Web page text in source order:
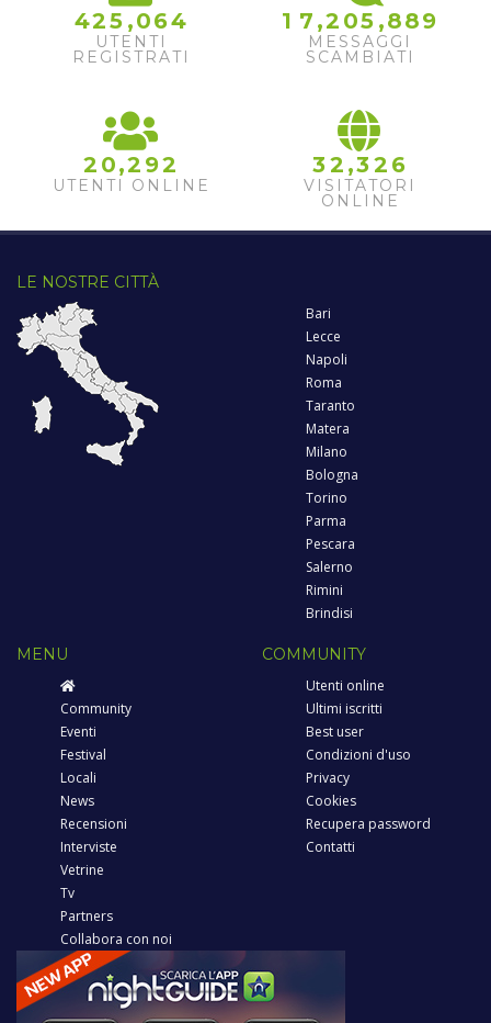
425 ,064
UTENTI
REGISTRATI
1 7 ,2 05 ,88
9
9
MESSAGGI
SCAMBIATI
2 0,2 92
UTENTI ONLINE
32 ,32 6
VISITATORI
ONLINE
LE NOSTRE CITTÀ
Bari
Lecce
Napoli
Roma
Taranto
Matera
Milano
Bologna
Torino
Parma
Pescara
Salerno
Rimini
Brindisi
MENU
Community
Eventi
Festival
Locali
News
Recensioni
Interviste
Vetrine
Tv
Partners
Collabora con noi
COMMUNITY
Utenti online
Ultimi iscritti
Best user
Condizioni d'uso
Privacy
Cookies
Recupera password
Contatti